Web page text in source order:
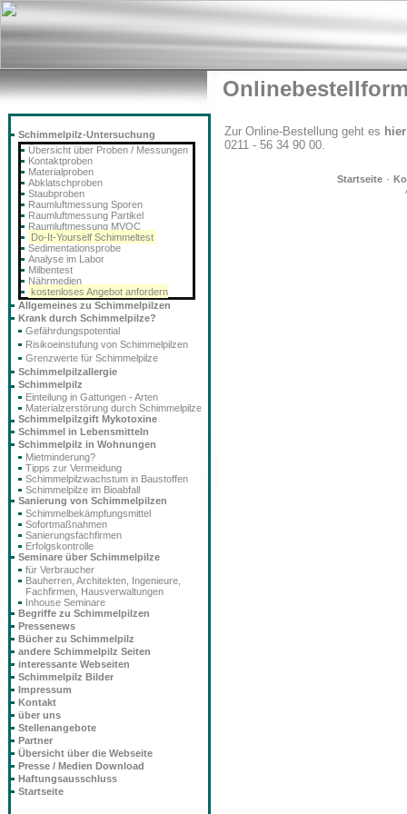
Zur Online-Bestellung geht es hier
0211 - 56 34 90 00.
Startseite·
Schimmelpilz-Untersuchung
Übersicht über Proben / Messungen
Kontaktproben
Materialproben
Abklatschproben
Staubproben
Raumluftmessung Sporen
Raumluftmessung Partikel
Raumluftmessung MVOC
Do-It-Yourself Schimmeltest
Sedimentationsprobe
Analyse im Labor
Milbentest
Nährmedien
kostenloses Angebot anfordern
Allgemeines zu Schimmelpilzen
Krank durch Schimmelpilze?
Gefährdungspotential
Risikoeinstufung von Schimmelpilzen
Grenzwerte für Schimmelpilze
Schimmelpilzallergie
Schimmelpilz
Einteilung in Gattungen - Arten
Materialzerstörung durch Schimmelpilze
Schimmelpilzgift Mykotoxine
Schimmel in Lebensmitteln
Schimmelpilz in Wohnungen
Mietminderung?
Tipps zur Vermeidung
Schimmelpilzwachstum in Baustoffen
Schimmelpilze im Bioabfall
Sanierung von Schimmelpilzen
Schimmelbekämpfungsmittel
Sofortmaßnahmen
Sanierungsfachfirmen
Erfolgskontrolle
Seminare über Schimmelpilze
für Verbraucher
Bauherren, Architekten, Ingenieure,
Fachfirmen, Hausverwaltungen
Inhouse Seminare
Begriffe zu Schimmelpilzen
Pressenews
Bücher zu Schimmelpilz
andere Schimmelpilz Seiten
interessante Webseiten
Schimmelpilz Bilder
Impressum
Kontakt
über uns
Stellenangebote
Partner
Übersicht über die Webseite
Presse / Medien Download
Haftungsausschluss
Startseite